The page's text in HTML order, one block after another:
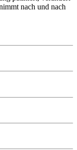
nach und nach